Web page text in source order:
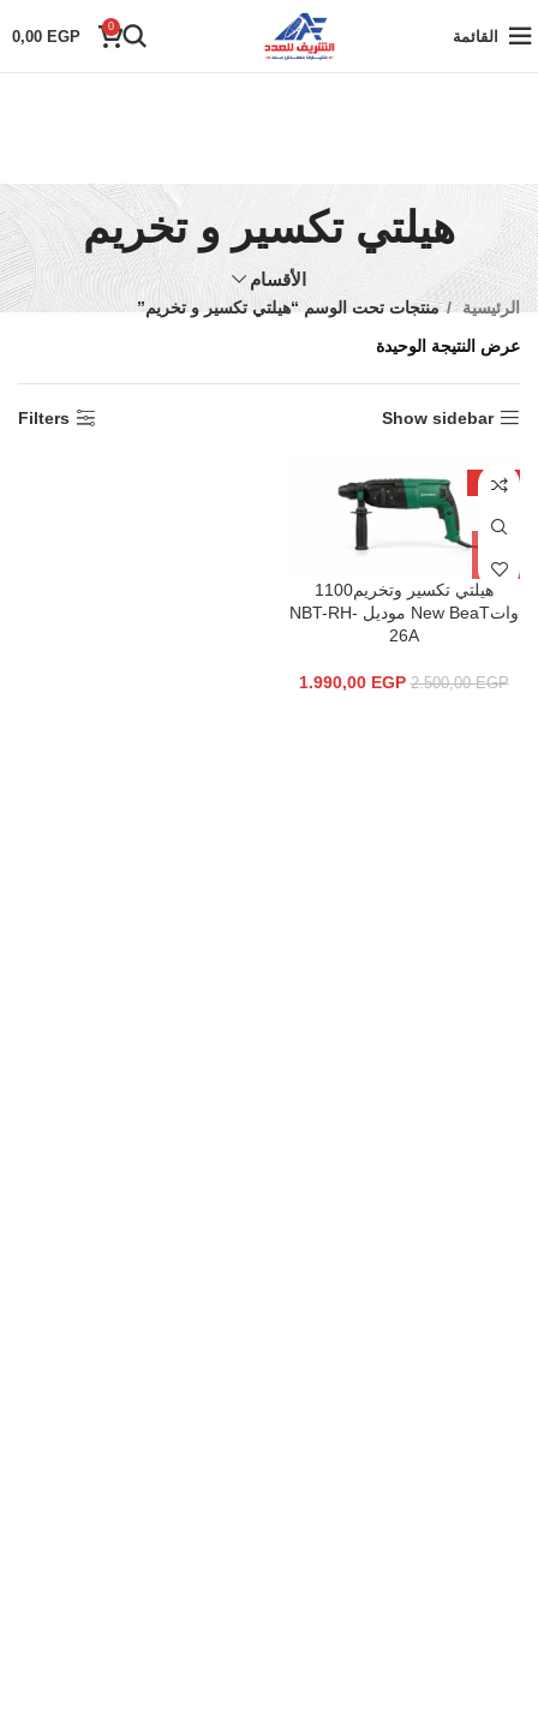
القائمة
0
0,00 EGP
هيلتي تكسير و تخريم
الأقسام
الرئيسية
منتجات تحت الوسم “هيلتي تكسير و تخريم”
عرض النتيجة الوحيدة
Show sidebar
Filters
-20%
هيلتي تكسير وتخريم1100
واتNew BeaT موديل NBT-RH-
26A
2.500,00EGP
1.990,00 EGP